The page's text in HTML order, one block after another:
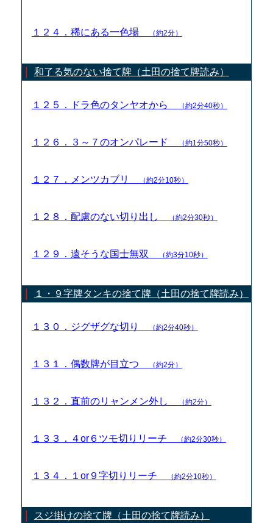
１２４．稀にある一色場 （約2分）
和了る気のない捨て牌（土田の捨て牌読み）
１２５．ドラ色のタンヤオから （約2分40秒）
１２６．３～７のオンパレード （約1分50秒）
１２７．メンツカブリ （約2分10秒）
１２８．配慮のない切り出し （約2分30秒）
１２９．遠そうな国士無双 （約3分10秒）
１・９字牌タンキの捨て牌（土田の捨て牌読み）
１３０．ジグザグな切り （約2分40秒）
１３１．偶数牌が目立つ （約2分）
１３２．直前のリャンメン外し （約2分）
１３３．４or６ツモ切りリーチ （約2分30秒）
１３４．１or９字切りリーチ （約2分10秒）
スジ掛けの捨て牌（土田の捨て牌読み）